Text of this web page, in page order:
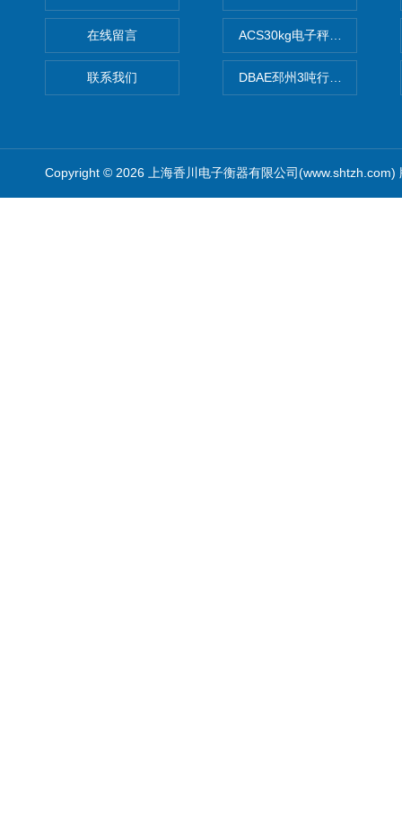
在线留言
联系我们
ACS30kg电子秤价格,30公
DBAE邳州3吨行车电子吊秤
Copyright © 2026 上海香川电子衡器有限公司(www.shtzh.com)